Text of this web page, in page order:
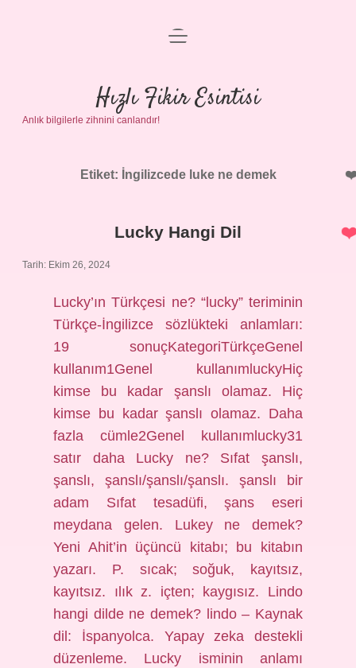
Anasayfa
Gizlilik Politikası
Yasal Uyarı
menüyü
Hızlı Fikir Esintisi
Anlık bilgilerle zihnini canlandır!
Etiket: İngilizcede luke ne demek
Lucky Hangi Dil
Tarih: Ekim 26, 2024
Lucky’ın Türkçesi ne? “lucky” teriminin
Türkçe-İngilizce sözlükteki anlamları:
19 sonuçKategoriTürkçeGenel
kullanım1Genel kullanımluckyHiç
kimse bu kadar şanslı olamaz. Hiç
kimse bu kadar şanslı olamaz. Daha
fazla cümle2Genel kullanımlucky31
satır daha Lucky ne? Sıfat şanslı,
şanslı, şanslı/şanslı/şanslı. şanslı bir
adam Sıfat tesadüfi, şans eseri
meydana gelen. Lukey ne demek?
Yeni Ahit’in üçüncü kitabı; bu kitabın
yazarı. P. sıcak; soğuk, kayıtsız,
kayıtsız. ılık z. içten; kaygısız. Lindo
hangi dilde ne demek? lindo – Kaynak
dil: İspanyolca. Yapay zeka destekli
düzenleme. Lucky isminin anlamı